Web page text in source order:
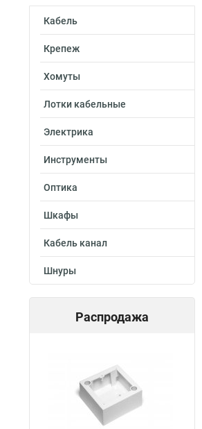
Кабель
Крепеж
Хомуты
Лотки кабельные
Электрика
Инструменты
Оптика
Шкафы
Кабель канал
Шнуры
Распродажа